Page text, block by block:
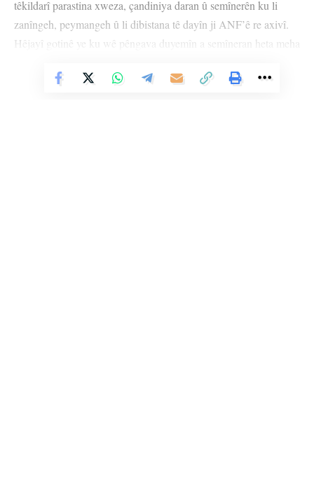
têkildarî parastina xweza, çandiniya daran û semînerên ku li
zanîngeh, peymangeh û li dibistana tê dayîn ji ANF’ê re axivî.
Hêjayî gotinê ye ku wê pêngava duyemîn a semîneran heta meha
Vê Nûçeyê Bixwîne